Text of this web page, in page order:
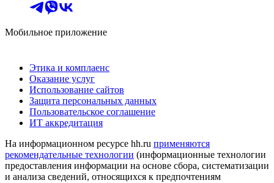
Мобильное приложение
Этика и комплаенс
Оказание услуг
Использование сайтов
Защита персональных данных
Пользовательское соглашение
ИТ аккредитация
На информационном ресурсе hh.ru применяются
рекомендательные технологии (информационные технологии
предоставления информации на основе сбора, систематизации
и анализа сведений, относящихся к предпочтениям